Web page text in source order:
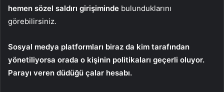
hemen sözel saldırı girişiminde bulunduklarını
görebilirsiniz.
Sosyal medya platformları biraz da kim tarafından
yönetiliyorsa orada o kişinin politikaları geçerli oluyor.
Parayı veren düdüğü çalar hesabı.